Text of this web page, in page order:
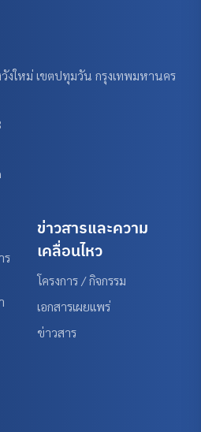
ใหม่ เขตปทุมวัน กรุงเทพมหานคร
ร
ข่าวสารและความ
เคลื่อนไหว
โครงการ / กิจกรรม
เอกสารเผยแพร่
ข่าวสาร